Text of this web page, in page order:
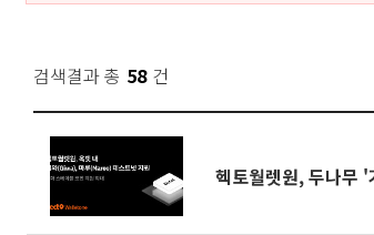
검색결과 총 58 건
헥토월렛원, 두나무